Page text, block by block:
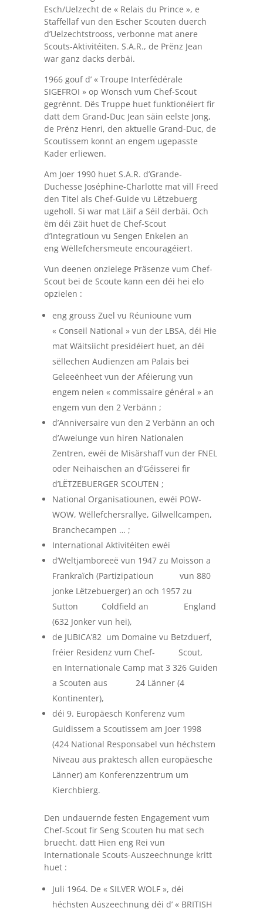
Esch/Uelzecht de « Relais du Prince », e
Staffellaf vun den Escher Scouten duerch
d’Uelzechtstrooss, verbonne mat anere
Scouts-Aktivitéiten. S.A.R., de Prënz Jean
war ganz dacks derbäi.
1966 gouf d’ « Troupe Interfédérale
SIGEFROI » op Wonsch vum Chef-Scout
gegrënnt. Dës Truppe huet funktionéiert fir
datt dem Grand-Duc Jean säin eelste Jong,
de Prënz Henri, den aktuelle Grand-Duc, de
Scoutissem konnt an engem ugepasste
Kader erliewen.
Am Joer 1990 huet S.A.R. d’Grande-
Duchesse Joséphine-Charlotte mat vill Freed
den Titel als Chef-Guide vu Lëtzebuerg
ugeholl. Si war mat Läif a Séil derbäi. Och
ëm déi Zäit huet de Chef-Scout
d’Integratioun vu Sengen Enkelen an
eng Wëllefchersmeute encouragéiert.
Vun deenen onzielege Präsenze vum Chef-
Scout bei de Scoute kann een déi hei elo
opzielen :
eng grouss Zuel vu Réunioune vum
« Conseil National » vun der LBSA, déi Hie
mat Wäitsiicht presidéiert huet, an déi
sëllechen Audienzen am Palais bei
Geleeënheet vun der Aféierung vun
engem neien « commissaire général » an
engem vun den 2 Verbänn ;
d’Anniversaire vun den 2 Verbänn an och
d’Aweiunge vun hiren Nationalen
Zentren, ewéi de Misärshaff vun der FNEL
oder Neihaischen an d’Géisserei fir
d’LËTZEBUERGER SCOUTEN ;
National Organisatiounen, ewéi POW-
WOW, Wëllefchersrallye, Gilwellcampen,
Branchecampen … ;
International Aktivitéiten ewéi
d’Weltjamboreeë vun 1947 zu Moisson a
Frankraïch (Partizipatioun vun 880
jonke Lëtzebuerger) an och 1957 zu
Sutton Coldfield an England
(632 Jonker vun hei),
de JUBICA’82 um Domaine vu Betzduerf,
fréier Residenz vum Chef- Scout,
en Internationale Camp mat 3 326 Guiden
a Scouten aus 24 Länner (4
Kontinenter),
déi 9. Europäesch Konferenz vum
Guidissem a Scoutissem am Joer 1998
(424 National Responsabel vun héchstem
Niveau aus praktesch allen europäesche
Länner) am Konferenzzentrum um
Kierchbierg.
Den undauernde festen Engagement vum
Chef-Scout fir Seng Scouten hu mat sech
bruecht, datt Hien eng Rei vun
Internationale Scouts-Auszeechnunge kritt
huet :
Juli 1964. De « SILVER WOLF », déi
héchsten Auszeechnung déi d’ « BRITISH